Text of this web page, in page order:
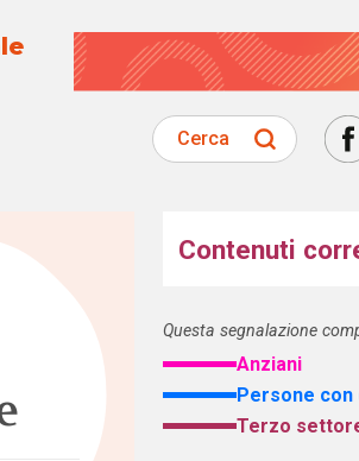
Cerca
Contenuti
Questa segnalazione
Anziani
Persone con
Terzo